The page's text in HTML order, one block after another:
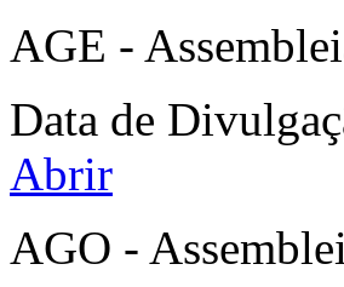
AGE -
Data de
Abrir
AGO -